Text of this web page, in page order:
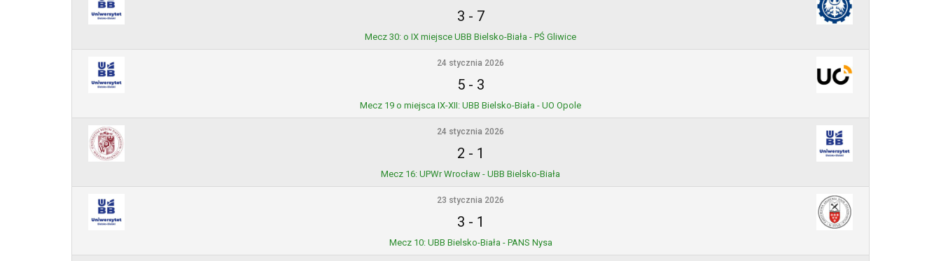
3 - 7
Mecz 30: o IX miejsce UBB Bielsko-Biała - PŚ Gliwice
24 stycznia 2026
5- 3
Mecz 19 o miejsca IX-XII: UBB Bielsko-Biała - UO Opole
24 stycznia 2026
2 - 1
Mecz 16: UPWr Wrocław - UBB Bielsko-Biała
23 stycznia 2026
3 - 1
Mecz 10: UBB Bielsko-Biała - PANS Nysa